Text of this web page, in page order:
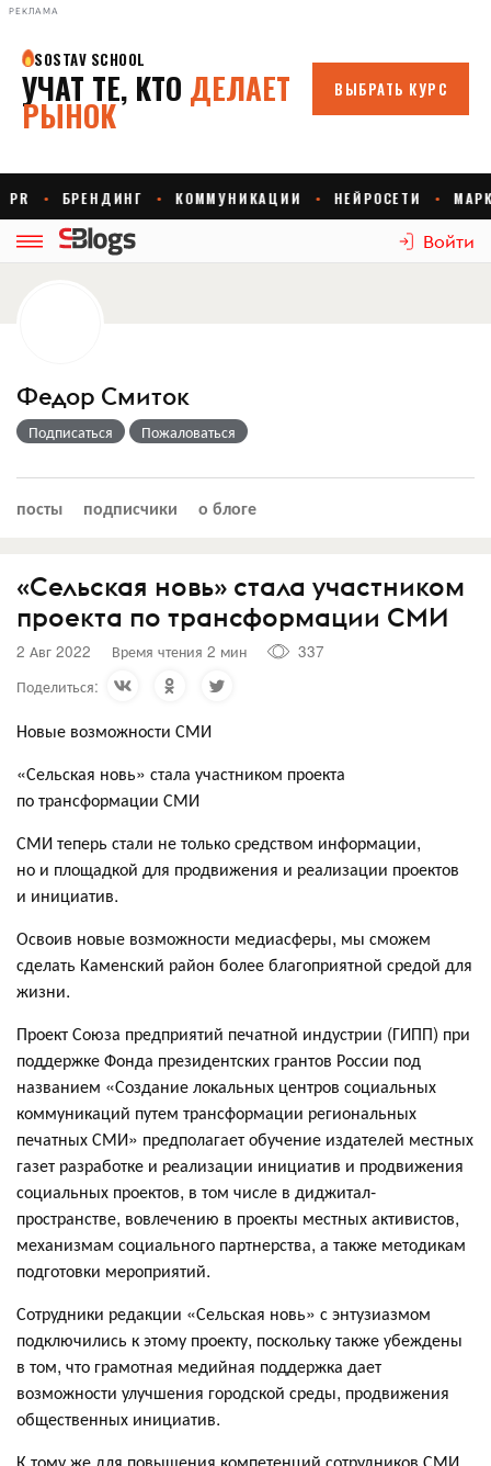
РЕКЛАМА
Войти
Федор Смиток
Подписаться Пожаловаться
посты подписчики о блоге
«Сельская новь» стала участником
проекта по трансформации СМИ
2 Авг 2022 Время чтения 2 мин
337
Поделиться:
Новые возможности СМИ
«Сельская новь» стала участником проекта
по трансформации СМИ
СМИ теперь стали не только средством информации,
но и площадкой для продвижения и реализации проектов
и инициатив.
Освоив новые возможности медиасферы, мы сможем
сделать Каменский район более благоприятной средой для
жизни.
Проект Союза предприятий печатной индустрии (ГИПП) при
поддержке Фонда президентских грантов России под
названием «Создание локальных центров социальных
коммуникаций путем трансформации региональных
печатных СМИ» предполагает обучение издателей местных
газет разработке и реализации инициатив и продвижения
социальных проектов, в том числе в диджитал-
пространстве, вовлечению в проекты местных активистов,
механизмам социального партнерства, а также методикам
подготовки мероприятий.
Сотрудники редакции «Сельская новь» с энтузиазмом
подключились к этому проекту, поскольку также убеждены
в том, что грамотная медийная поддержка дает
возможности улучшения городской среды, продвижения
общественных инициатив.
К тому же для повышения компетенций сотрудников СМИ